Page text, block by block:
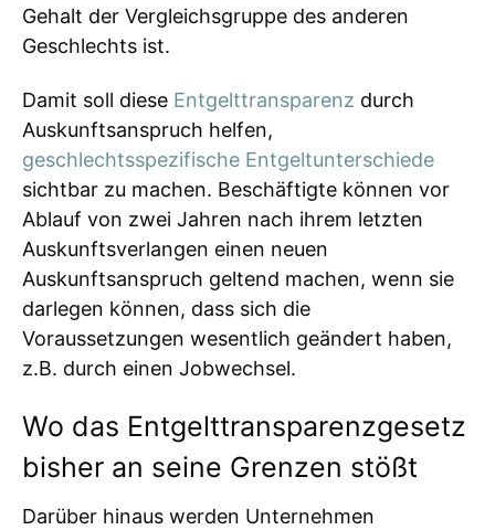
Gehalt der Vergleichsgruppe des anderen
Geschlechts ist.
Damit soll diese Entgelttransparenz durch
Auskunftsanspruch helfen,
geschlechtsspezifische Entgeltunterschiede
sichtbar zu machen. Beschäftigte können vor
Ablauf von zwei Jahren nach ihrem letzten
Auskunftsverlangen einen neuen
Auskunftsanspruch geltend machen, wenn sie
darlegen können, dass sich die
Voraussetzungen wesentlich geändert haben,
z.B. durch einen Jobwechsel.
Wo das Entgelttransparenzgesetz
bisher an seine Grenzen stößt
Darüber hinaus werden Unternehmen